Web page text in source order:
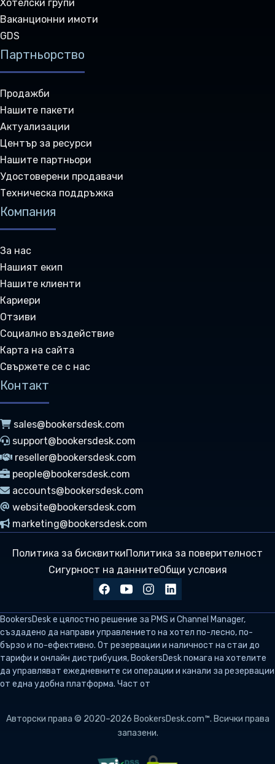
Хотелски групи
Ваканционни имоти
GDS
Партньорство
Продажби
Нашите пакети
Актуализации
Център за ресурси
Нашите партньори
Удостоверени продавачи
Техническа поддръжка
Компания
За нас
Нашият екип
Нашите клиенти
Кариери
Отзиви
Социално въздействие
Карта на сайта
Свържете се с нас
Контакт
sales@bookersdesk.com
support@bookersdesk.com
reseller@bookersdesk.com
people@bookersdesk.com
accounts@bookersdesk.com
website@bookersdesk.com
marketing@bookersdesk.com
Политика за бисквиткиПолитика за поверителност
Сигурност на даннитеОбщи условия
BookersDeskе цялостно решение за PMS и Channel Manager,
създадено да направи управлението на хотел по-лесно, по-
бързо и по-ефективно. От резервации и наличност на стаи до
тарифи и онлайн дистрибуция, BookersDesk помага на хотелите
да управляват ежедневните си операции и канали за резервации
от една удобна платформа. Част от
Авторски права © 2020–2026 BookersDesk.com™. Всички права
запазени.